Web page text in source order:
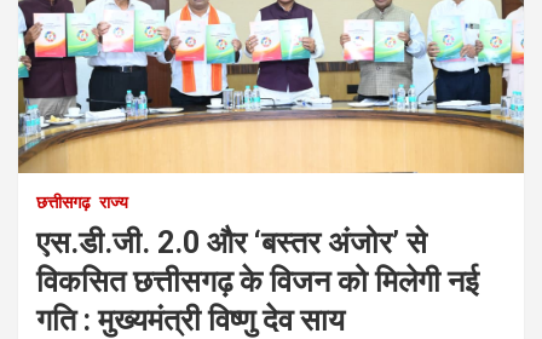
छत्तीसगढ़ राज्य
एस.डी.जी. 2.0 और ‘बस्तर अंजोर’ से
विकसित छत्तीसगढ़ के विजन को मिलेगी नई
गति : मुख्यमंत्री विष्णु देव साय